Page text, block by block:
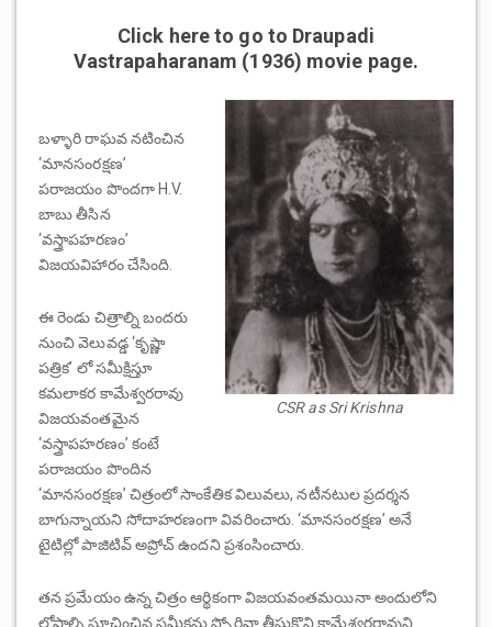
Click here to go to Draupadi
Vastrapaharanam (1936) movie page.
CSR as Sri Krishna
బళ్ళారి రాఘవ నటించిన
‘మానసంరక్షణ’
పరాజయం పొందగా H.V.
బాబు తీసిన
‘వస్త్రాపహరణం’
విజయవిహారం చేసింది.
ఈ రెండు చిత్రాల్ని బందరు
నుంచి వెలువడ్డ ‘కృష్ణా
పత్రిక’ లో సమీక్షిస్తూ
కమలాకర కామేశ్వరరావు
విజయవంతమైన
‘వస్త్రాపహరణం’ కంటే
పరాజయం పొందిన
‘మానసంరక్షణ’ చిత్రంలో సాంకేతిక విలువలు, నటీనటుల ప్రదర్శన
బాగున్నాయని సోదాహరణంగా వివరించారు. ‘మానసంరక్షణ’ అనే
టైటిల్లో పాజిటివ్ అప్రోచ్ ఉందని ప్రశంసించారు.
తన ప్రమేయం ఉన్న చిత్రం ఆర్థికంగా విజయవంతమయినా అందులోని
లోపాల్ని సూచించిన సమీక్షను స్పోర్టివ్గా తీసుకొని కామేశ్వరరావుని